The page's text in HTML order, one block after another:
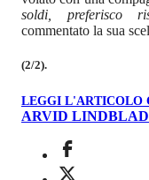
soldi, preferisco
commentato la sua
(2/2).
LEGGI L'ARTICOLO
ARVID LINDBLAD